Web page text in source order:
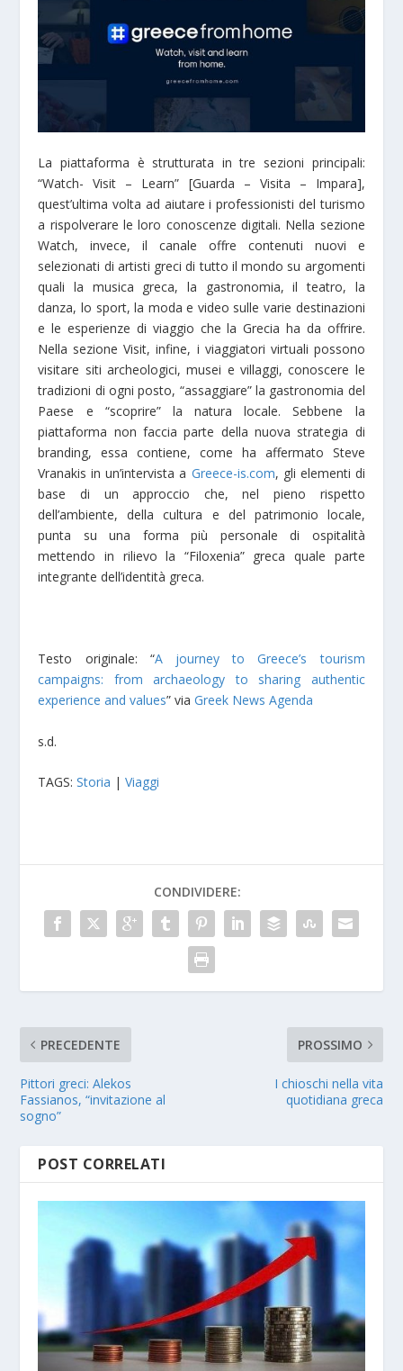
La piattaforma è strutturata in tre sezioni principali:
“Watch- Visit – Learn” [Guarda – Visita – Impara],
quest’ultima volta ad aiutare i professionisti del turismo
a rispolverare le loro conoscenze digitali. Nella sezione
Watch, invece, il canale offre contenuti nuovi e
selezionati di artisti greci di tutto il mondo su argomenti
quali la musica greca, la gastronomia, il teatro, la
danza, lo sport, la moda e video sulle varie destinazioni
e le esperienze di viaggio che la Grecia ha da offrire.
Nella sezione Visit, infine, i viaggiatori virtuali possono
visitare siti archeologici, musei e villaggi, conoscere le
tradizioni di ogni posto, “assaggiare” la gastronomia del
Paese e “scoprire” la natura locale. Sebbene la
piattaforma non faccia parte della nuova strategia di
branding, essa contiene, come ha affermato Steve
Vranakis in un’intervista a Greece-is.com, gli elementi di
base di un approccio che, nel pieno rispetto
dell’ambiente, della cultura e del patrimonio locale,
punta su una forma più personale di ospitalità
mettendo in rilievo la “Filoxenia” greca quale parte
integrante dell’identità greca.
Testo originale: “A journey to Greece’s tourism
campaigns: from archaeology to sharing authentic
experience and values” via Greek News Agenda
s.d.
TAGS:Storia |Viaggi
CONDIVIDERE:
PRECEDENTE
Pittori greci: Alekos
Fassianos, “invitazione al
sogno”
PROSSIMO
I chioschi nella vita
quotidiana greca
POST CORRELATI